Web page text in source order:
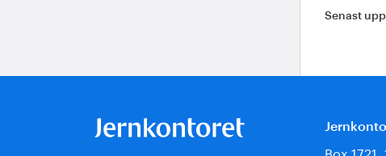
Senast
Box